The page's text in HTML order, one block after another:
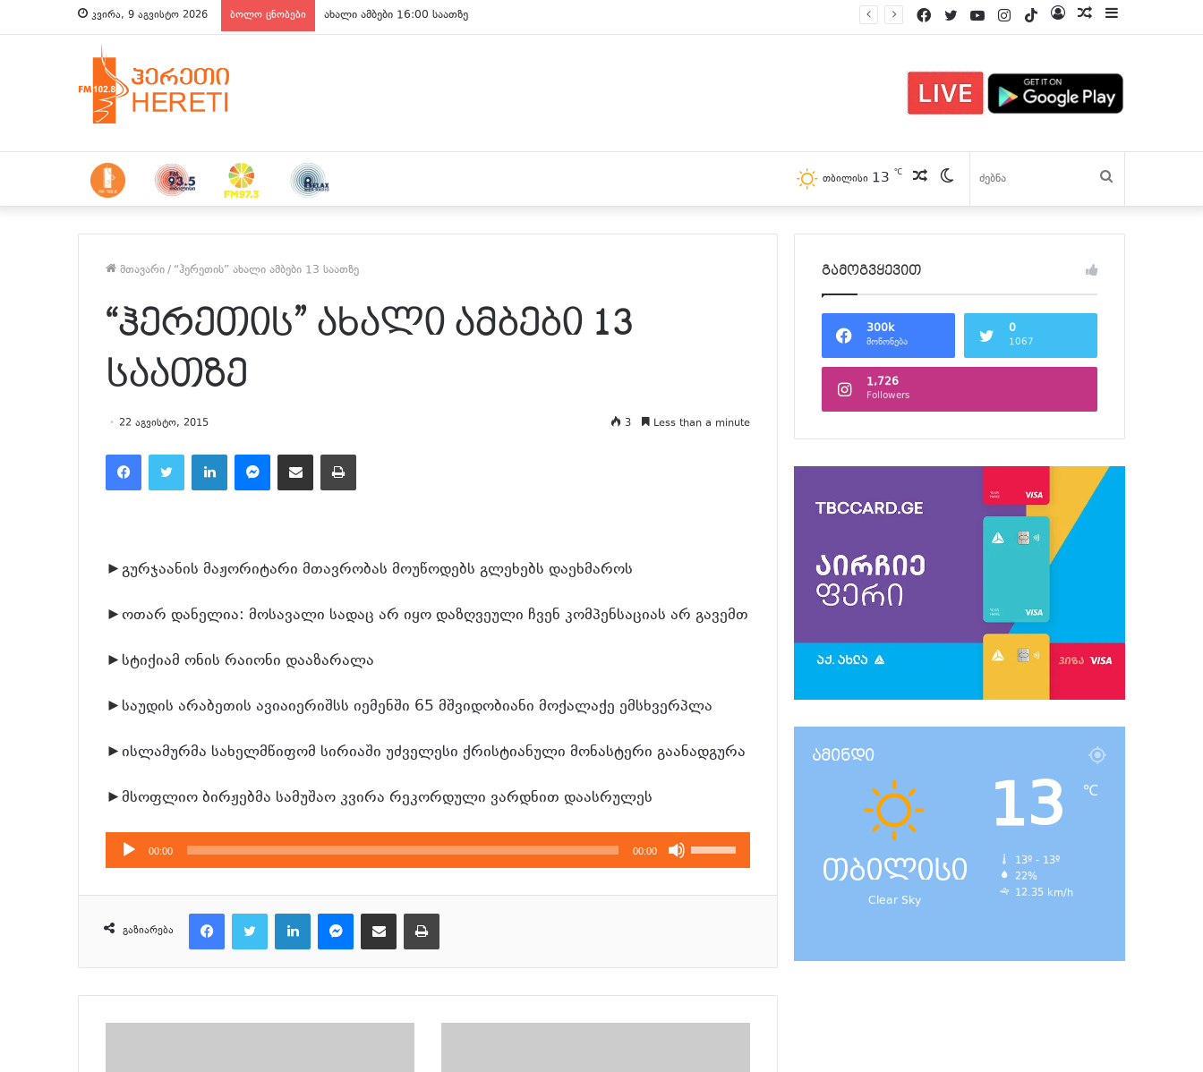
კვირა, 9 აგვისტო 2026 ბოლო ცნობები ახალი ამბები 16:00 საათზე პოსტები
Log
TikTok
Instagram
YouTube
Twitter
Facebook
Switch
skin
პოსტები
თბილისი 13 ℃
მთავარი/ “ჰერეთის” ახალი ამბები 13 საათზე
“ჰერეთის” ახალი ამბები 13
საათზე
22 აგვისტო, 2015 3 Less than a minute
►გურჯაანის მაჟორიტარი მთავრობას მოუწოდებს გლეხებს დაეხმაროს
►ოთარ დანელია: მოსავალი სადაც არ იყო დაზღვეული ჩვენ კომპენსაციას არ გავემთ
►სტიქიამ ონის რაიონი დააზარალა
►საუდის არაბეთის ავიაიერიშსს იემენში 65 მშვიდობიანი მოქალაქე ემსხვერპლა
►ისლამურმა სახელმწიფომ სირიაში უძველესი ქრისტიანული მონასტერი გაანადგურა
►მსოფლიო ბირჟებმა სამუშაო კვირა რეკორდული ვარდნით დაასრულეს
აუდიო
დამკვრელი
00:00 00:00
გამოიყენეთ
კლავჲშები
გაზიარება
გამოგვყევით
300k
მოწონება
0
1067
1,726
Followers
ამინდი
თბილისი
Clear Sky
13 ℃
13º - 13º
22%
12.35 km/h